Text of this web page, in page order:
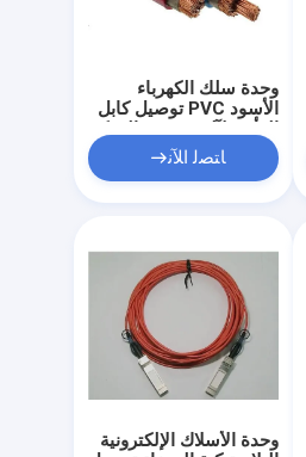
وحدة سلك الكهرباء
الأسود PVC توصيل كابل
PLC
ﺎﺘﺼﻟ ﺍﻶﻧ
وحدة الأسلاك الإلكترونية